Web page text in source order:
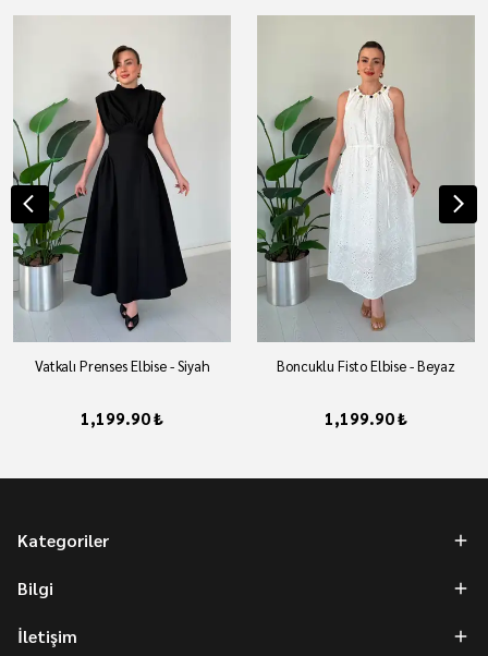
Vatkalı Prenses Elbise - Siyah
1,199.90 ₺
Boncuklu Fisto Elbise - Beyaz
1,199.90 ₺
Kategoriler
Bilgi
İletişim